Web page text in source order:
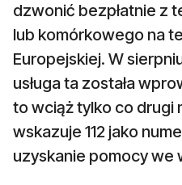
dzwonić bezpłatnie z
lub komórkowego na
Europejskiej. W
usługa ta została
to wciąż tylko co drugi
wskazuje 112 jako
uzyskanie pomocy we